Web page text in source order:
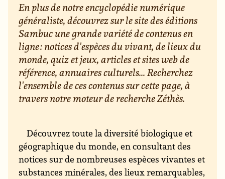
En plus de notre encyclopédie numérique
généraliste, découvrez sur le site des éditions
Sambuc une grande variété de contenus en
ligne : notices d'espèces du vivant, de lieux du
monde, quiz et jeux, articles et sites web de
référence, annuaires culturels... Recherchez
l'ensemble de ces contenus sur cette page, à
travers notre moteur de recherche Zéthès.
Découvrez toute la diversité biologique et
géographique du monde, en consultant des
notices sur de nombreuses espèces vivantes et
substances minérales, des lieux remarquables,